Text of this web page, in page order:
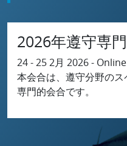
2026年遵守専
24 - 25 2月 2026 - Online
本会合は、遵守分野の
専門的会合です。